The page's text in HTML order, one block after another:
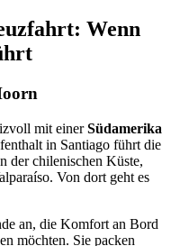
Wenn
mit einerSüdamerika
in Santiago führt die
der chilenischen Küste,
Von dort geht es
an, die Komfort an Bord
möchten. Sie packen